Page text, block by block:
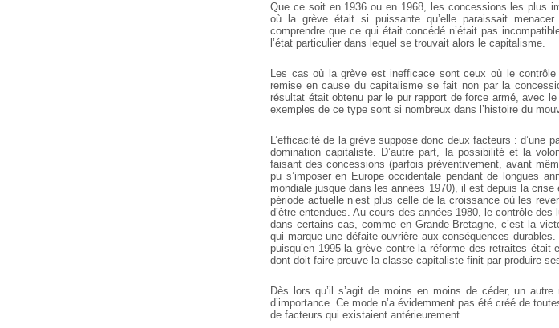
Que ce soit en 1936 ou en 1968, les concessions les plus
où la grève était si puissante qu’elle paraissait
comprendre que ce qui était concédé n’était pas
l’état particulier dans lequel se trouvait alors le capitalisme.
Les cas où la grève est inefficace sont ceux où le
remise en cause du capitalisme se fait non par la
résultat était obtenu par le pur rapport de force armé, avec
exemples de ce type sont si nombreux dans l’histoire du
L’efficacité de la grève suppose donc deux facteurs : d’une
domination capitaliste. D’autre part, la possibilité et la
faisant des concessions (parfois préventivement, avant
pu s’imposer en Europe occidentale pendant de longues
mondiale jusque dans les années 1970), il est depuis la
période actuelle n’est plus celle de la croissance où les
d’être entendues. Au cours des années 1980, le contrôle
dans certains cas, comme en Grande-Bretagne, c’est la
qui marque une défaite ouvrière aux conséquences
puisqu’en 1995 la grève contre la réforme des retraites
dont doit faire preuve la classe capitaliste finit par produire
Dès lors qu’il s’agit de moins en moins de céder, un
d’importance. Ce mode n’a évidemment pas été créé de
de facteurs qui existaient antérieurement.